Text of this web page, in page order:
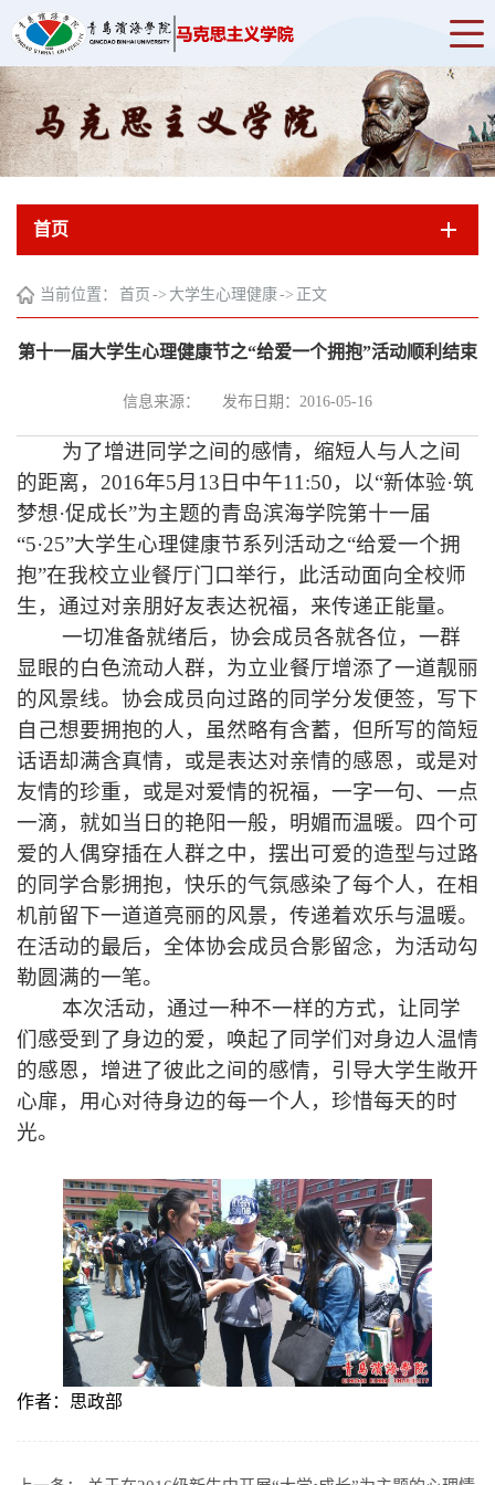
首页
当前位置： 首页 -> 大学生心理健康-> 正文
第十一届大学生心理健康节之“给爱一个拥抱”活动顺利结束
信息来源： 发布日期：2016-05-16
为了增进同学之间的感情，缩短人与人之间
的距离， 2016年5月 13 日中午11:50，以“新体验·筑
梦想·促成长”为主题的青岛滨海学院第十一届
“5·25”大学生心理健康节系列活动之“给爱一个拥
抱”在我校立业餐厅门口举行，此活动面向全校师
生，通过对亲朋好友表达祝福，来传递正能量。
一切准备就绪后，协会成员各就各位，一群
显眼的白色流动人群，为立业餐厅增添了一道靓丽
的风景线。协会成员向过路的同学分发便签，写下
自己想要拥抱的人，虽然略有含蓄，但所写的简短
话语却满含真情，或是表达对亲情的感恩，或是对
友情的珍重，或是对爱情的祝福，一字一句、一点
一滴，就如当日的艳阳一般，明媚而温暖。四个可
爱的人偶穿插在人群之中，摆出可爱的造型与过路
的同学合影拥抱，快乐的气氛感染了每个人，在相
机前留下一道道亮丽的风景，传递着欢乐与温暖。
在活动的最后，全体协会成员合影留念，为活动勾
勒圆满的一笔。
本次活动，通过一种不一样的方式，让同学
们感受到了身边的爱，唤起了同学们对身边人温情
的感恩，增进了彼此之间的感情，引导大学生敞开
心扉，用心对待身边的每一个人，珍惜每天的时
光。
作者：思政部